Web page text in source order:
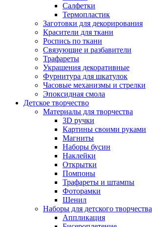
Салфетки
Термопластик
Заготовки для декорирования
Красители для ткани
Роспись по ткани
Связующие и разбавители
Трафареты
Украшения декоративные
Фурнитура для шкатулок
Часовые механизмы и стрелки
Эпоксидная смола
Детское творчество
Материалы для творчества
3D ручки
Картины своими руками
Магниты
Наборы бусин
Наклейки
Открытки
Помпоны
Трафареты и штампы
Фоторамки
Шенил
Наборы для детского творчества
Аппликация